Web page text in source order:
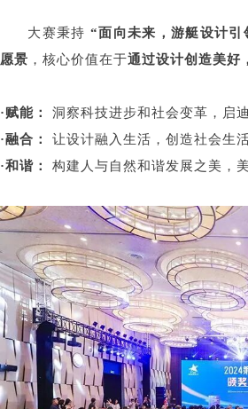
大赛秉持“面向未来，游艇设计
愿景 ，核心价值在于通过设计创造美好
·赋能：
洞察科技进步和社会变革，启
·融合：
让设计融入生活，创造社会生
·和谐：
构建人与自然和谐发展之美，